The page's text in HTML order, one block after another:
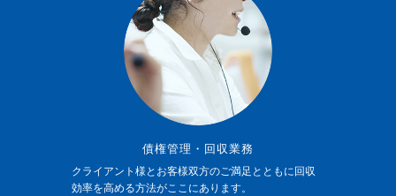
債権管理・回収業務
クライアント様とお客様双方のご満足とともに回収
効率を高める方法がここにあります。